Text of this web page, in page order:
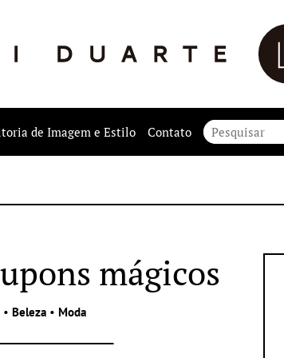
de Imagem e Estilo Contato
mágicos
• Beleza• Moda